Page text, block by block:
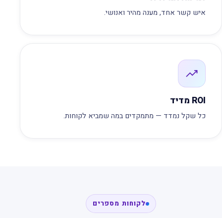
איש קשר אחד, מענה מהיר ואנושי.
ROI מדיד
כל שקל נמדד — מתמקדים במה שמביא לקוחות.
לקוחות מספרים